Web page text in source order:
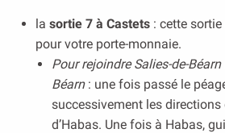
la sortie 7 à Castets : cette
pour votre porte-monnaie.
Pour rejoindre Salies-de-Béarn
Béarn: une fois passé le
successivement les directions
d’Habas. Une fois à Habas,